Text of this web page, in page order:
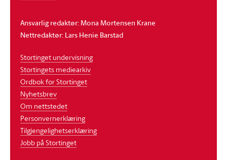
Ansvarlig redaktør: Mona Mortensen Krane
Nettredaktør: Lars Henie Barstad
Stortinget undervisning
Stortingets mediearkiv
Ordbok for Stortinget
Nyhetsbrev
Om nettstedet
Personvernerklæring
Tilgjengelighetserklæring
Jobb på Stortinget